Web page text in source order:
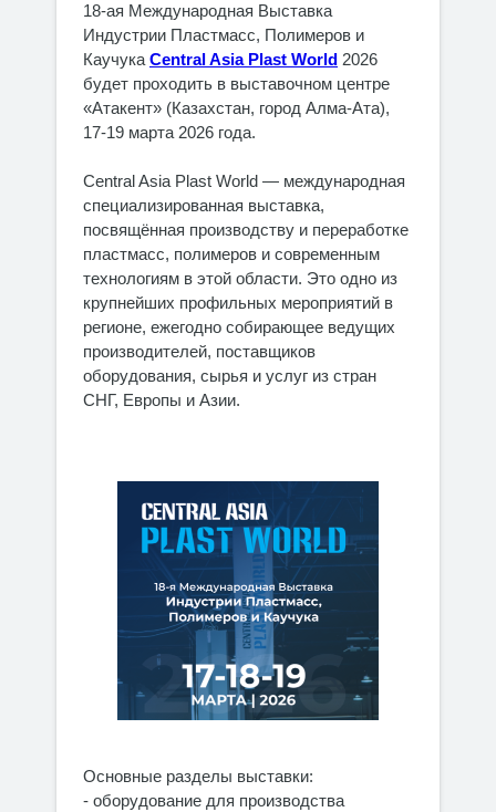
18-ая Международная Выставка
Индустрии Пластмасс, Полимеров и
Каучука Central Asia Plast World 2026
будет проходить в выставочном центре
«Атакент» (Казахстан, город Алма-Ата),
17-19 марта 2026 года.
Central Asia Plast World — международная
специализированная выставка,
посвящённая производству и переработке
пластмасс, полимеров и современным
технологиям в этой области. Это одно из
крупнейших профильных мероприятий в
регионе, ежегодно собирающее ведущих
производителей, поставщиков
оборудования, сырья и услуг из стран
СНГ, Европы и Азии.
Основные разделы выставки:
- оборудование для производства